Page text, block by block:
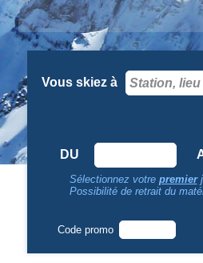
Vous skiez à
DU
Code promo
Sélectionnez votre premier
Possibilité de retrait du